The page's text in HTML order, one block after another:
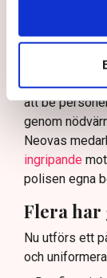
Nu svarar
Enligt Anna-
att be
genom
Neovas
ingripande
polisen egna
Flera
Nu utförs ett
och